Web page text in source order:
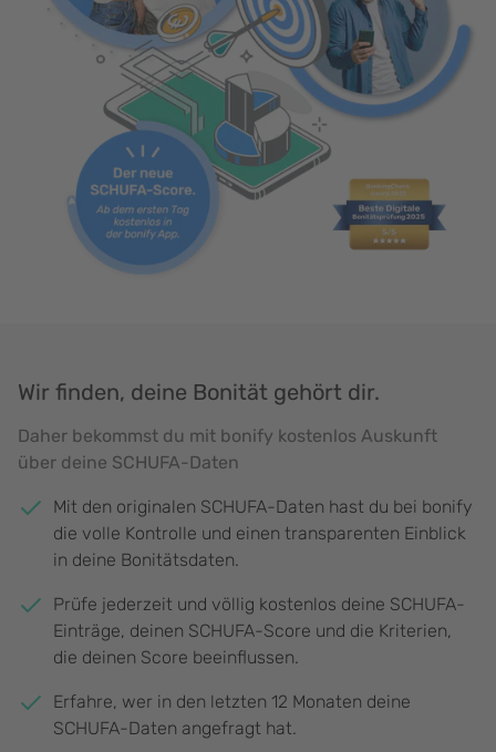
Wir finden, deine Bonität gehört dir.
Daher bekommst du mit bonify kostenlos Auskunft
über deine SCHUFA-Daten
Mit den originalen SCHUFA-Daten hast du bei bonify
die volle Kontrolle und einen transparenten Einblick
in deine Bonitätsdaten.
Prüfe jederzeit und völlig kostenlos deine SCHUFA-
Einträge, deinen SCHUFA-Score und die Kriterien,
die deinen Score beeinflussen.
Erfahre, wer in den letzten 12 Monaten deine
SCHUFA-Daten angefragt hat.